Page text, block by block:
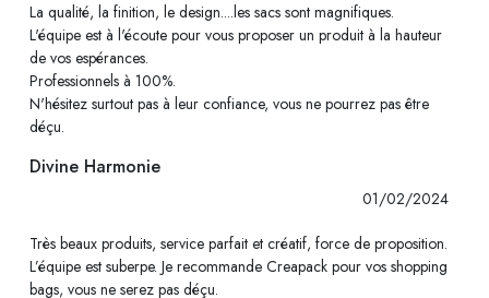
La qualité, la finition, le design....les sacs sont magnifiques.
L'équipe est à l'écoute pour vous proposer un produit à la hauteur
de vos espérances.
Professionnels à 100%.
N'hésitez surtout pas à leur confiance, vous ne pourrez pas être
déçu.
Divine Harmonie
01/02/2024
Très beaux produits, service parfait et créatif, force de proposition.
L’équipe est suberpe. Je recommande Creapack pour vos shopping
bags, vous ne serez pas déçu.